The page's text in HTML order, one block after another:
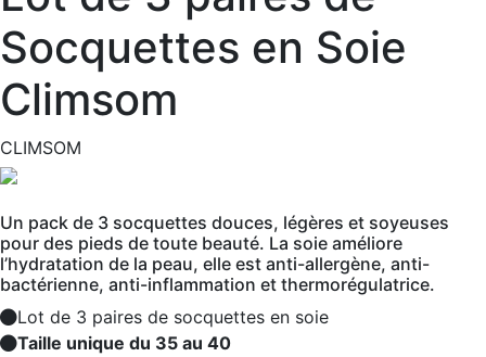
Socquettes en Soie
Climsom
CLIMSOM
Un pack de 3 socquettes douces, légères et soyeuses
pour des pieds de toute beauté. La soie améliore
l’hydratation de la peau, elle est anti-allergène, anti-
bactérienne, anti-inflammation et thermorégulatrice.
Lot de 3 paires de socquettes en soie
Taille unique du 35 au 40